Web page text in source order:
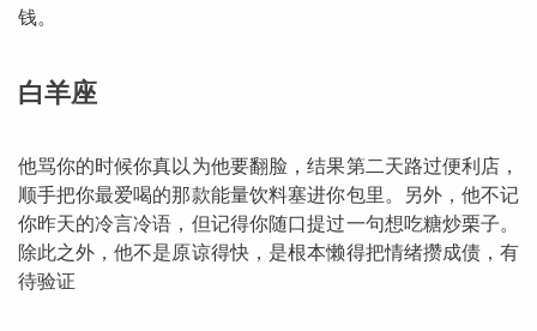
钱。
白羊座
他骂你的时候你真以为他要翻脸，结果第二天路过便利店，
顺手把你最爱喝的那款能量饮料塞进你包里。另外，他不记
你昨天的冷言冷语，但记得你随口提过一句想吃糖炒栗子。
除此之外，他不是原谅得快，是根本懒得把情绪攒成债，有
待验证